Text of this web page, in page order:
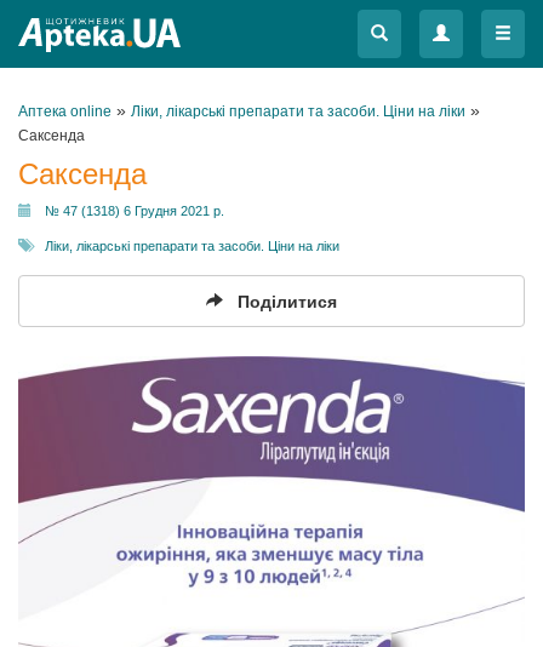
Меню
Меню
Аптека online » Ліки, лікарські препарати та засоби. Ціни на ліки »
Саксенда
Саксенда
№ 47 (1318) 6 Грудня 2021 р.
Ліки, лікарські препарати та засоби. Ціни на ліки
Поділитися